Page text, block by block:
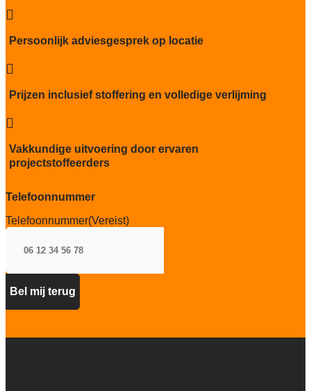
Project gebruik

Persoonlijk adviesgesprek op locatie

Prijzen inclusief stoffering en volledige verlijming

Vakkundige uitvoering door ervaren
projectstoffeerders
Telefoonnummer
Telefoonnummer(Vereist)